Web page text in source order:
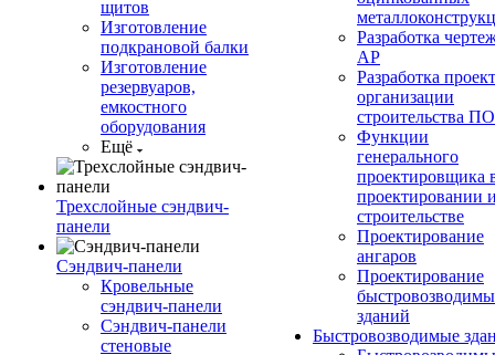
щитов
Изготовление
подкрановой балки
Изготовление
резервуаров,
емкостного
оборудования
Ещё
Трехслойные сэндвич-
панели
Сэндвич-панели
Кровельные
сэндвич-панели
Сэндвич-панели
стеновые
Разработка
АР
Разработка
организации
строительства
Функции
генерального
проектировщика
проектировании
строительстве
Проектирование
ангаров
Проектирование
зданий
Быстровозводимые